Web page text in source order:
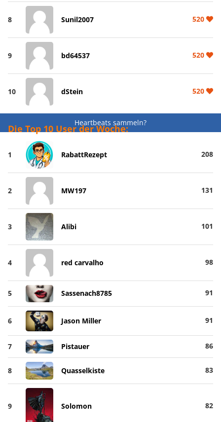
8 Sunil2007 520
9 bd64537 520
10 dStein 520
Heartbeats sammeln?
Die Top 10 User der Woche:
1 RabattRezept 208
2 MW197 131
3 Alibi 101
4 red carvalho 98
5 Sassenach8785 91
6 Jason Miller 91
7 Pistauer 86
8 Quasselkiste 83
9 Solomon 82